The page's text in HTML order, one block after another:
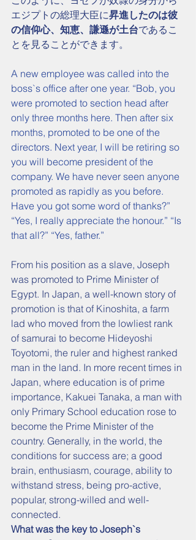
エジプトの総理大臣に昇進したのは彼
の信仰心、知恵、謙遜が土台であるこ
とを見ることができます。
A new employee was called into the
boss`s office after one year. “Bob, you
were promoted to section head after
only three months here. Then after six
months, promoted to be one of the
directors. Next year, I will be retiring so
you will become president of the
company. We have never seen anyone
promoted as rapidly as you before.
Have you got some word of thanks?”
“Yes, I really appreciate the honour.” “Is
that all?” “Yes, father.”
From his position as a slave, Joseph
was promoted to Prime Minister of
Egypt. In Japan, a well-known story of
promotion is that of Kinoshita, a farm
lad who moved from the lowliest rank
of samurai to become Hideyoshi
Toyotomi, the ruler and highest ranked
man in the land. In more recent times in
Japan, where education is of prime
importance, Kakuei Tanaka, a man with
only Primary School education rose to
become the Prime Minister of the
country. Generally, in the world, the
conditions for success are; a good
brain, enthusiasm, courage, ability to
withstand stress, being pro-active,
popular, strong-willed and well-
connected.
What was the key to Joseph`s